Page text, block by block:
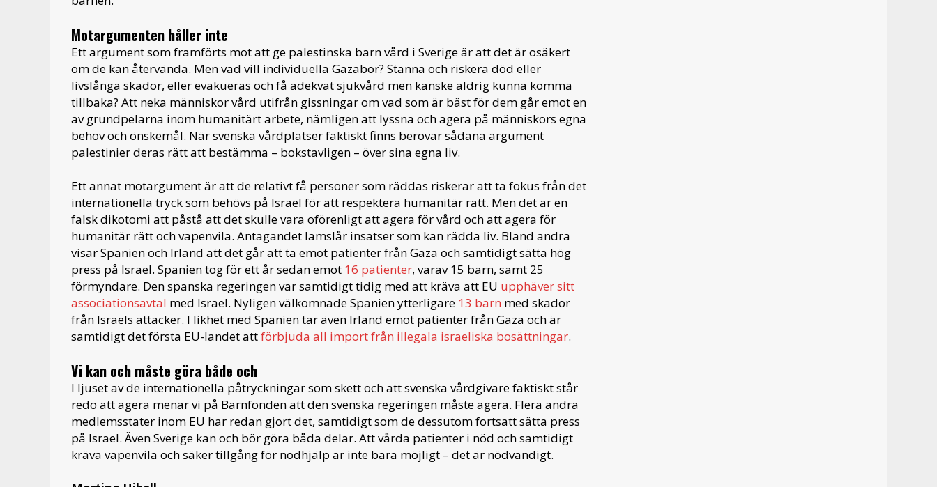
Motargumenten håller inte
Ett argument som framförts mot att ge palestinska barn vård i Sverige är att det är osäkert
om de kan återvända. Men vad vill individuella Gazabor? Stanna och riskera död eller
livslånga skador, eller evakueras och få adekvat sjukvård men kanske aldrig kunna komma
tillbaka? Att neka människor vård utifrån gissningar om vad som är bäst för dem går emot en
av grundpelarna inom humanitärt arbete, nämligen att lyssna och agera på människors egna
behov och önskemål. När svenska vårdplatser faktiskt finns berövar sådana argument
palestinier deras rätt att bestämma – bokstavligen – över sina egna liv.
Ett annat motargument är att de relativt få personer som räddas riskerar att ta fokus från det
internationella tryck som behövs på Israel för att respektera humanitär rätt. Men det är en
falsk dikotomi att påstå att det skulle vara oförenligt att agera för vård och att agera för
humanitär rätt och vapenvila. Antagandet lamslår insatser som kan rädda liv. Bland andra
visar Spanien och Irland att det går att ta emot patienter från Gaza och samtidigt sätta hög
press på Israel. Spanien tog för ett år sedan emot 16 patienter, varav 15 barn, samt 25
förmyndare. Den spanska regeringen var samtidigt tidig med att kräva att EU upphäver sitt
associationsavtal med Israel. Nyligen välkomnade Spanien ytterligare 13 barn med skador
från Israels attacker. I likhet med Spanien tar även Irland emot patienter från Gaza och är
samtidigt det första EU-landet attförbjuda all import från illegala israeliska bosättningar.
Vi kan och måste göra både och
I ljuset av de internationella påtryckningar som skett och att svenska vårdgivare faktiskt står
redo att agera menar vi på Barnfonden att den svenska regeringen måste agera. Flera andra
medlemsstater inom EU har redan gjort det, samtidigt som de dessutom fortsatt sätta press
på Israel. Även Sverige kan och bör göra båda delar. Att vårda patienter i nöd och samtidigt
kräva vapenvila och säker tillgång för nödhjälp är inte bara möjligt – det är nödvändigt.